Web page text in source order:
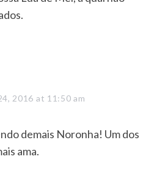
2016 at 11:50 am
demais Noronha! Um dos
ama.